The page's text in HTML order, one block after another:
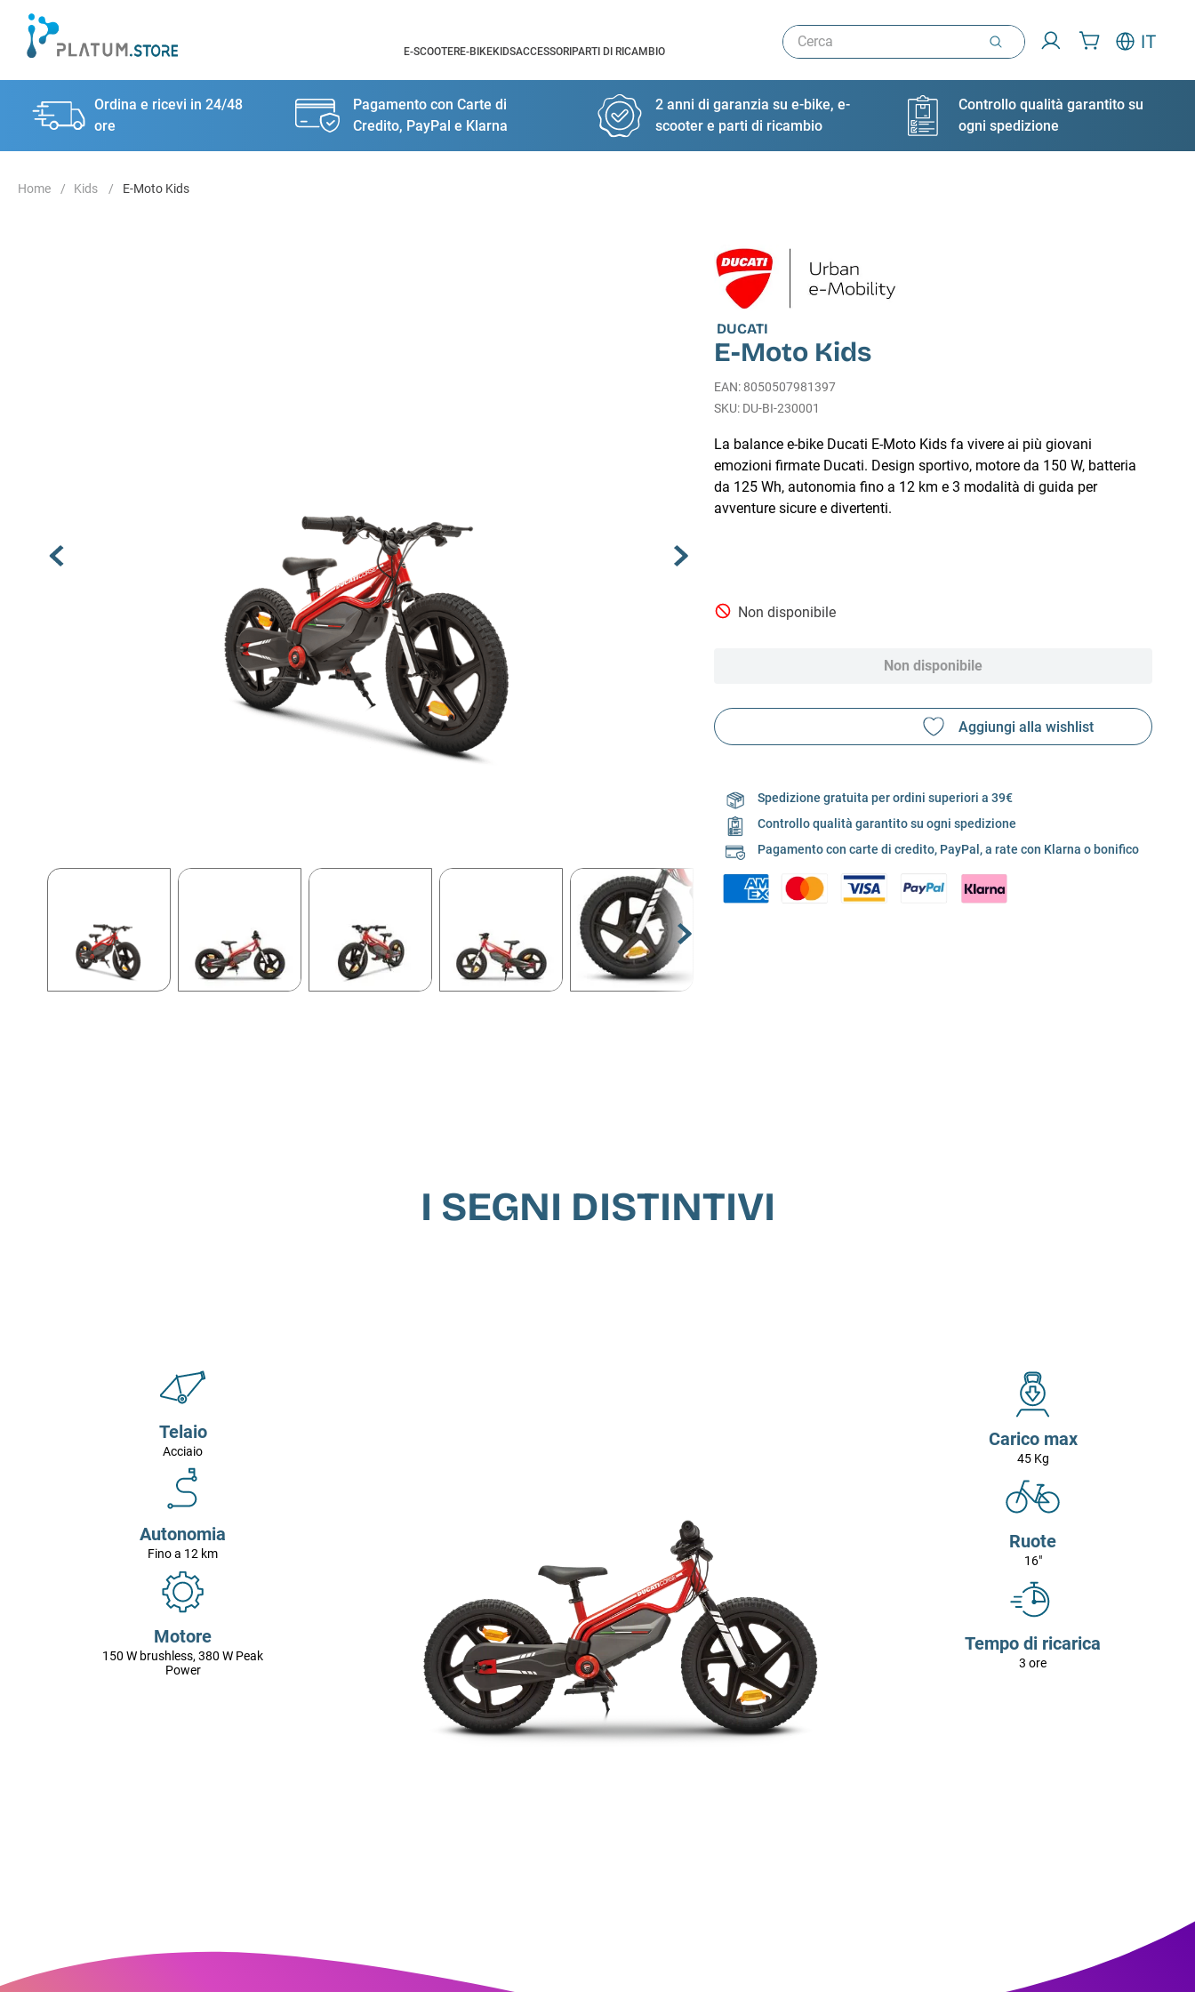
E-SCOOTERE-BIKEKIDSACCESSORI PARTI DI RICAMBIO
Cerca IT
Ordina e ricevi in 24/48
ore
Pagamento con Carte di
Credito, PayPal e Klarna
2 anni di garanzia su e-bike, e-
scooter e parti di ricambio
Controllo qualità garantito su
ogni spedizione
Kids E-Moto Kids
DUCATI
E-Moto Kids
EAN: 8050507981397
DU-BI-230001
La balance e-bike Ducati E-Moto Kids fa vivere ai più giovani
emozioni firmate Ducati. Design sportivo, motore da 150 W, batteria
da 125 Wh, autonomia fino a 12 km e 3 modalità di guida per
avventure sicure e divertenti.
Non disponibile
Non disponibile
Spedizione gratuita per ordini superiori a 39€
Controllo qualità garantito su ogni spedizione
Pagamento con carte di credito, PayPal, a rate con Klarna o bonifico
I SEGNI DISTINTIVI
Telaio
Acciaio
Autonomia
Fino a 12 km
Motore
150 W brushless, 380 W Peak
Power
Carico max
45 Kg
Ruote
16"
Tempo di ricarica
3 ore